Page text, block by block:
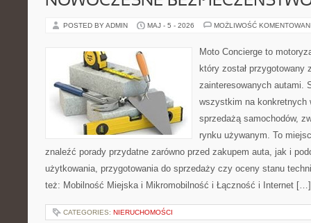
POSTED BY ADMIN MAJ - 5 - 2026 MOŻLIWOŚĆ
Moto Concierge to
który został przygotowany
zainteresowanych autami.
wszystkim na konkretnych
sprzedażą samochodów,
rynku używanym. To
znaleźć porady przydatne zarówno przed zakupem auta, jak i
użytkowania, przygotowania do sprzedaży czy oceny stanu
też: Mobilność Miejska i Mikromobilność i Łączność i Internet […]
CATEGORIES: NIERUCHOMOŚCI